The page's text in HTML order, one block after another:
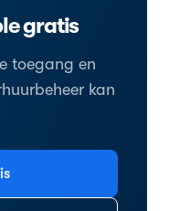
gratis
toegang en
kan